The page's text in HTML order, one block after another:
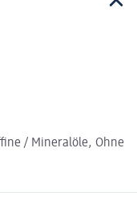
/ Mineralöle, Ohne